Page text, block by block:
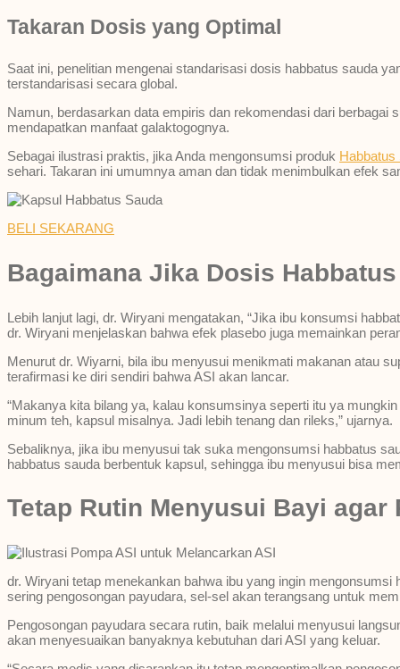
Takaran Dosis yang Optimal
Saat ini, penelitian mengenai standarisasi dosis habbatus sauda
terstandarisasi secara global.
Namun, berdasarkan data empiris dan rekomendasi dari
mendapatkan manfaat galaktogognya.
Sebagai ilustrasi praktis, jika Anda mengonsumsi produk
sehari. Takaran ini umumnya aman dan tidak menimbulkan efek
BELI SEKARANG
Bagaimana Jika Dosis
Lebih lanjut lagi, dr. Wiryani mengatakan, “Jika ibu konsumsi
dr. Wiryani menjelaskan bahwa efek plasebo juga memainkan
Menurut dr. Wiyarni, bila ibu menyusui menikmati makanan atau
terafirmasi ke diri sendiri bahwa ASI akan lancar.
“Makanya kita bilang ya, kalau konsumsinya seperti itu ya
minum teh, kapsul misalnya. Jadi lebih tenang dan rileks,” ujarnya.
Sebaliknya, jika ibu menyusui tak suka mengonsumsi habbatus
habbatus sauda berbentuk kapsul, sehingga ibu menyusui bisa
Tetap Rutin Menyusui Bayi
dr. Wiryani tetap menekankan bahwa ibu yang ingin
sering pengosongan payudara, sel-sel akan terangsang untuk
Pengosongan payudara secara rutin, baik melalui menyusui
akan menyesuaikan banyaknya kebutuhan dari ASI yang keluar.